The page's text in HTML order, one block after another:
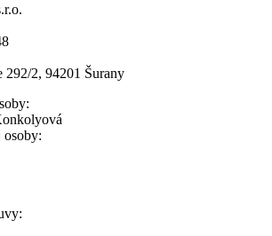
292/2, 94201 Šurany
osoby: